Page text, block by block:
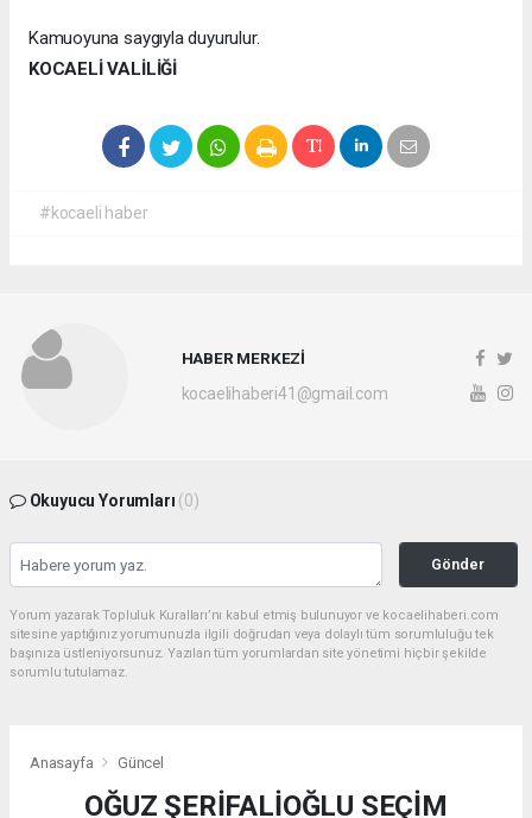
Kamuoyuna saygıyla duyurulur.
KOCAELİ VALİLİĞİ
#kocaeli haber
HABER MERKEZİ
kocaelihaberi41@gmail.com
Okuyucu Yorumları (0)
Gönder
Yorum yazarak Topluluk Kuralları’nı kabul etmiş bulunuyor ve kocaelihaberi.com
sitesine yaptığınız yorumunuzla ilgili doğrudan veya dolaylı tüm sorumluluğu tek
başınıza üstleniyorsunuz. Yazılan tüm yorumlardan site yönetimi hiçbir şekilde
sorumlu tutulamaz.
Anasayfa Güncel
OĞUZ ŞERİFALİOĞLU SEÇİM